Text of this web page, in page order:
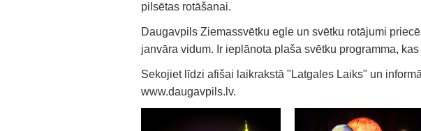
pilsētas rotāšanai.
Daugavpils Ziemassvētku egle un svētku rotājumi
janvāra vidum. Ir ieplānota plaša svētku programma,
Sekojiet līdzi afišai laikrakstā "Latgales Laiks" un
www.daugavpils.lv.